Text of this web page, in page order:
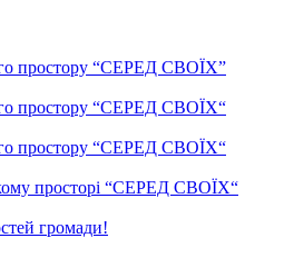
простору “СЕРЕД СВОЇХ”
простору “СЕРЕД СВОЇХ“
простору “СЕРЕД СВОЇХ“
просторі “СЕРЕД СВОЇХ“
громади!